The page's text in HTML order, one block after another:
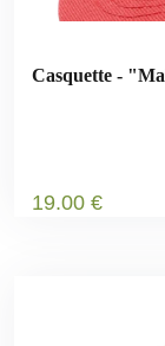
Casquette -
19.00 €